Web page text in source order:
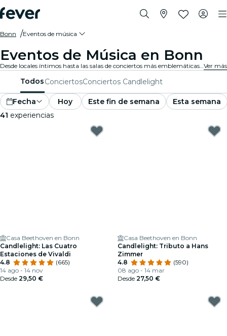
Bonn Eventos de música
Eventos de Música en Bonn
Desde locales íntimos hasta las salas de conciertos más emblemáticas de la ciudad, Bonn vive al son de la música y ofrece una variada gama de eventos para todos los gustos y estilos.Ver más
TodosConciertosConciertos Candlelight
Fecha Hoy Este fin de semana
Esta semana
41 experiencias
Casa Beethoven en Bonn
Candlelight: Las Cuatro
Estaciones de Vivaldi
4.8
(665)
14 ago - 14 nov
Desde 29,50 €
Casa Beethoven en Bonn
Candlelight: Tributo a Hans
Zimmer
4.8
(590)
08 ago - 14 mar
Desde 27,50 €